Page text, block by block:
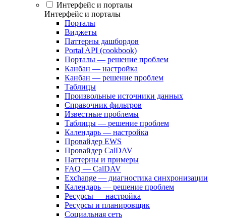
Интерфейс и порталы
Интерфейс и порталы
Порталы
Виджеты
Паттерны дашбордов
Portal API (cookbook)
Порталы — решение проблем
Канбан — настройка
Канбан — решение проблем
Таблицы
Произвольные источники данных
Справочник фильтров
Известные проблемы
Таблицы — решение проблем
Календарь — настройка
Провайдер EWS
Провайдер CalDAV
Паттерны и примеры
FAQ — CalDAV
Exchange — диагностика синхронизации
Календарь — решение проблем
Ресурсы — настройка
Ресурсы и планировщик
Социальная сеть